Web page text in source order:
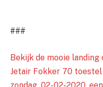
###
Bekijk de mooie landing
Jetair Fokker 70